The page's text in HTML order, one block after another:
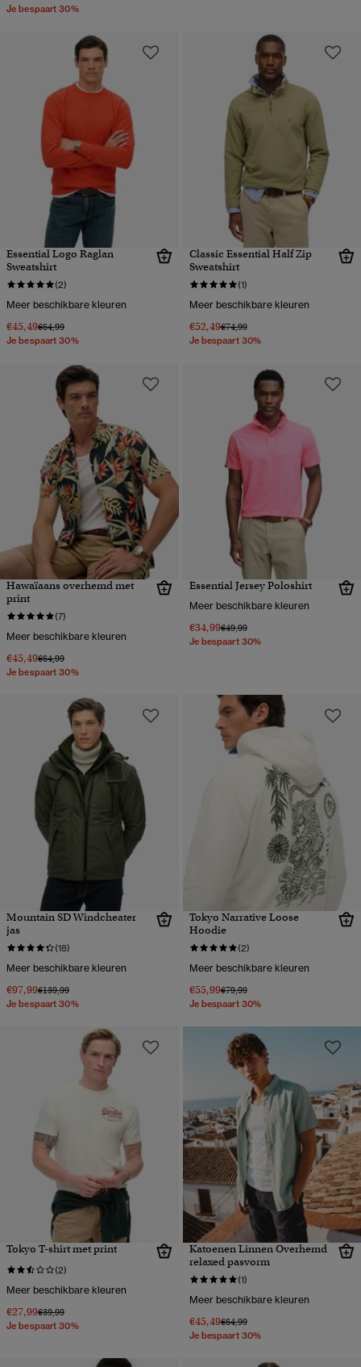
Je bespaart 30%
Essential Logo Raglan
Sweatshirt
(2)
Meer beschikbare kleuren
€45,49Prijs verlaagd van
€64,99naar
Je bespaart 30%
Classic Essential Half Zip
Sweatshirt
(1)
Meer beschikbare kleuren
€52,49Prijs verlaagd van
€74,99naar
Je bespaart 30%
Hawaïaans overhemd met
print
(7)
Meer beschikbare kleuren
€45,49Prijs verlaagd van
€64,99naar
Je bespaart 30%
Essential Jersey Poloshirt
Meer beschikbare kleuren
€34,99Prijs verlaagd van
€49,99naar
Je bespaart 30%
Mountain SD Windcheater
jas
(18)
Meer beschikbare kleuren
€97,99Prijs verlaagd van
€139,99naar
Je bespaart 30%
Tokyo Narrative Loose
Hoodie
(2)
Meer beschikbare kleuren
€55,99Prijs verlaagd van
€79,99naar
Je bespaart 30%
Tokyo T-shirt met print
(2)
Meer beschikbare kleuren
€27,99Prijs verlaagd van
€39,99naar
Je bespaart 30%
Katoenen Linnen Overhemd
relaxed pasvorm
(1)
Meer beschikbare kleuren
€45,49Prijs verlaagd van
€64,99naar
Je bespaart 30%